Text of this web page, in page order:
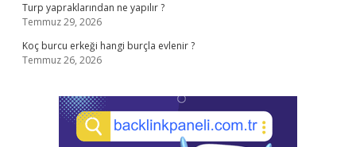
Turp yapraklarından ne yapılır ?
Temmuz 29, 2026
Koç burcu erkeği hangi burçla evlenir ?
Temmuz 26, 2026